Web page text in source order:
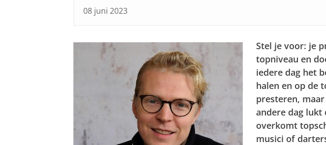
08 juni 2023
Stel je voor: je
topniveau en
iedere dag het
halen en op de
presteren,
andere dag
overkomt
musici of